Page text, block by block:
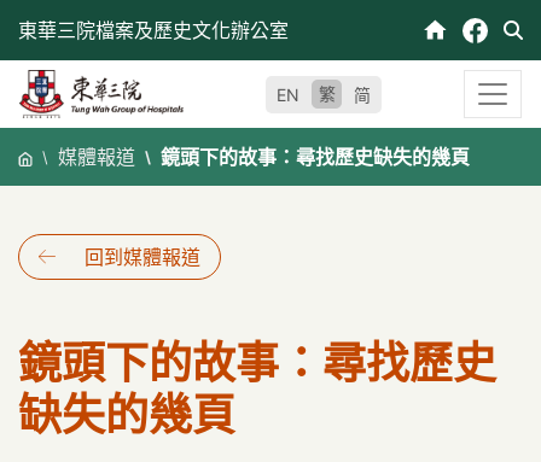
東華三院檔案及歷史文化辦公室
EN 繁 简
媒體報道 鏡頭下的故事：尋找歷史缺失的幾頁
回到媒體報道
鏡頭下的故事：尋找歷史
缺失的幾頁